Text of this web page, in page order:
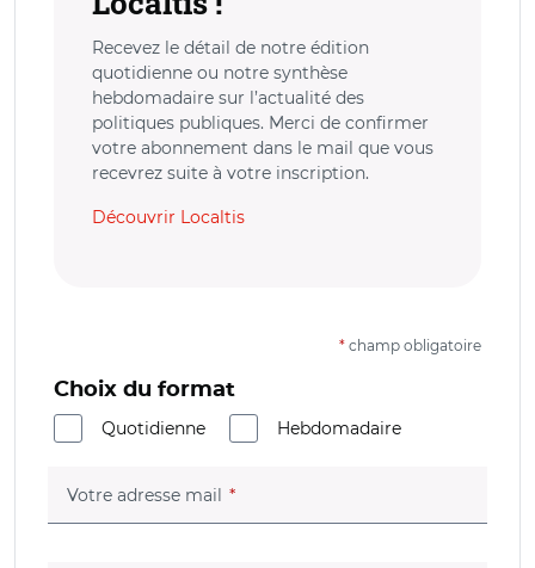
Recevez le détail de notre édition
quotidienne ou notre synthèse
hebdomadaire sur l’actualité des
politiques publiques. Merci de confirmer
votre abonnement dans le mail que vous
recevrez suite à votre inscription.
Découvrir Localtis
* champ obligatoire
Choix du format
Quotidienne
Hebdomadaire
Votre adresse mail (champ obligatoire)